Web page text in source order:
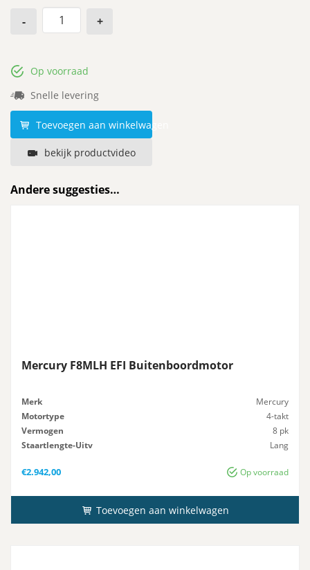
- +
Op voorraad
Snelle levering
Toevoegen aan winkelwagen
bekijk productvideo
Andere suggesties…
Mercury F8MLH EFI Buitenboordmotor
Merk
Mercury
Motortype
4-takt
Vermogen
8 pk
Staartlengte-Uitv
Lang
Op voorraad
€2.942,00
Toevoegen aan winkelwagen